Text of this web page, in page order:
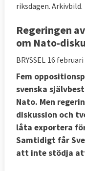
riksdagen. Arkivbild.
Regeringen
om Nato-
BRYSSEL 16 februari
Fem
svenska
Nato. Men
diskussion och
låta exportera
Samtidigt får
att inte stödja